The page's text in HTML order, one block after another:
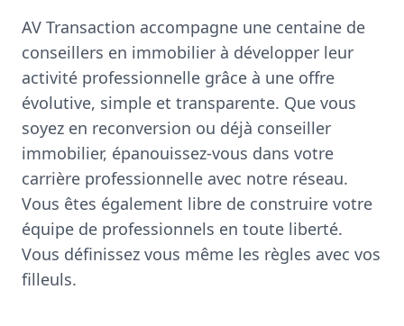
AV Transaction accompagne une centaine de
conseillers en immobilier à développer leur
activité professionnelle grâce à une offre
évolutive, simple et transparente. Que vous
soyez en reconversion ou déjà conseiller
immobilier, épanouissez-vous dans votre
carrière professionnelle avec notre réseau.
Vous êtes également libre de construire votre
équipe de professionnels en toute liberté.
Vous définissez vous même les règles avec vos
filleuls.